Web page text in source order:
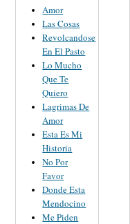
Amor
Las Cosas
Revolcandose
En El Pasto
Lo Mucho
Que Te
Quiero
Lagrimas De
Amor
Esta Es Mi
Historia
No Por
Favor
Donde Esta
Mendocino
Me Piden